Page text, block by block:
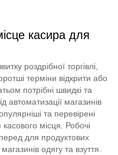
касира для
роздрібної торгівлі,
терміни відкрити або
потрібні швидкі та
автоматизації магазинів
та перевірені
місця. Робочі
для продуктових
одягу та взуття.